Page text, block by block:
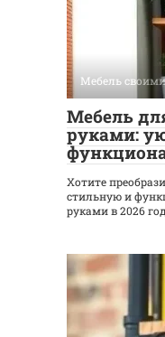
Мебель
Мебель
руками:
Хотите
стильную и
руками в 2026